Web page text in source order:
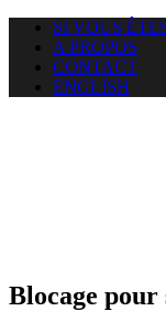
SI VOUS
A PROPOS
CONTACT
ENGLISH
Blocage pour